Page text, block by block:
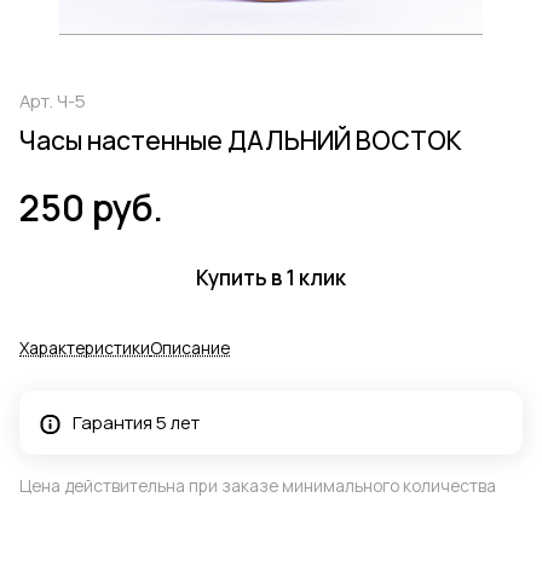
Арт. Ч-5
Часы настенные ДАЛЬНИЙ ВОСТОК
250 руб.
Купить в 1 клик
ХарактеристикиОписание
Гарантия 5 лет
Цена действительна при заказе минимального количества